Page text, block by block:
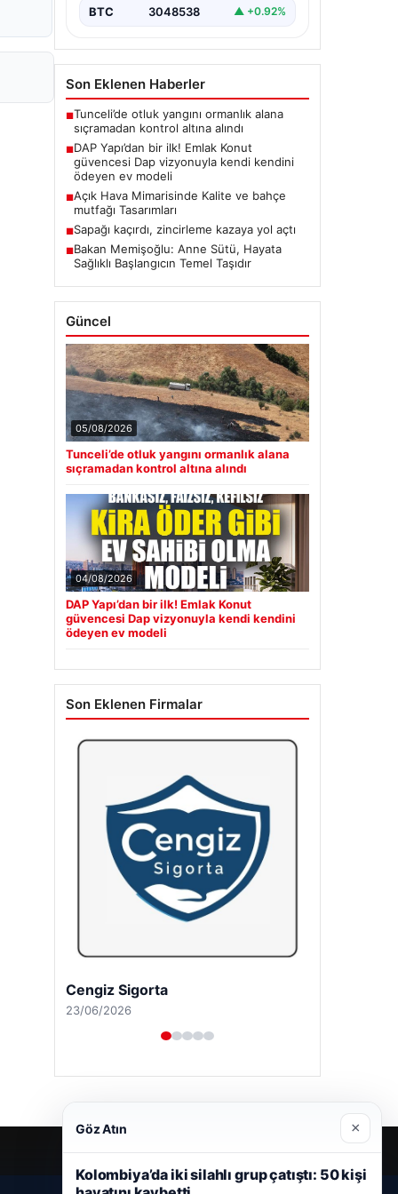
BTC 3048538 ▲ +0.92%
Son Eklenen Haberler
■Tunceli’de otluk yangını ormanlık alana
sıçramadan kontrol altına alındı
■DAP Yapı’dan bir ilk! Emlak Konut
güvencesi Dap vizyonuyla kendi kendini
ödeyen ev modeli
■Açık Hava Mimarisinde Kalite ve bahçe
mutfağı Tasarımları
■Sapağı kaçırdı, zincirleme kazaya yol açtı
■Bakan Memişoğlu: Anne Sütü, Hayata
Sağlıklı Başlangıcın Temel Taşıdır
Güncel
05/08/2026
Tunceli’de otluk yangını ormanlık alana
sıçramadan kontrol altına alındı
04/08/2026
DAP Yapı’dan bir ilk! Emlak Konut
güvencesi Dap vizyonuyla kendi kendini
ödeyen ev modeli
Son Eklenen Firmalar
Cengiz Sigorta
23/06/2026
Göz Atın ×
Kolombiya’da iki silahlı grup çatıştı: 50 kişi